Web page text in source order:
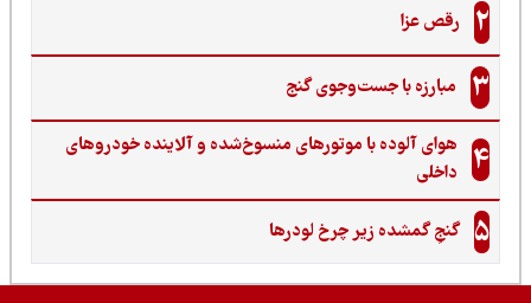
رقص عزا
مبارزه با جست‌وجوی گنج‌
هوای آلوده با موتورهای منسوخ‌شده و آلاینده خودروهای
داخلی
گنجِ گمشده زیر چرخ لودرها